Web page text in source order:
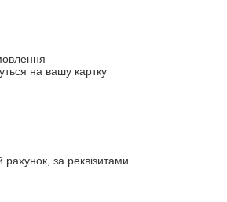
на вашу картку
за реквізитами